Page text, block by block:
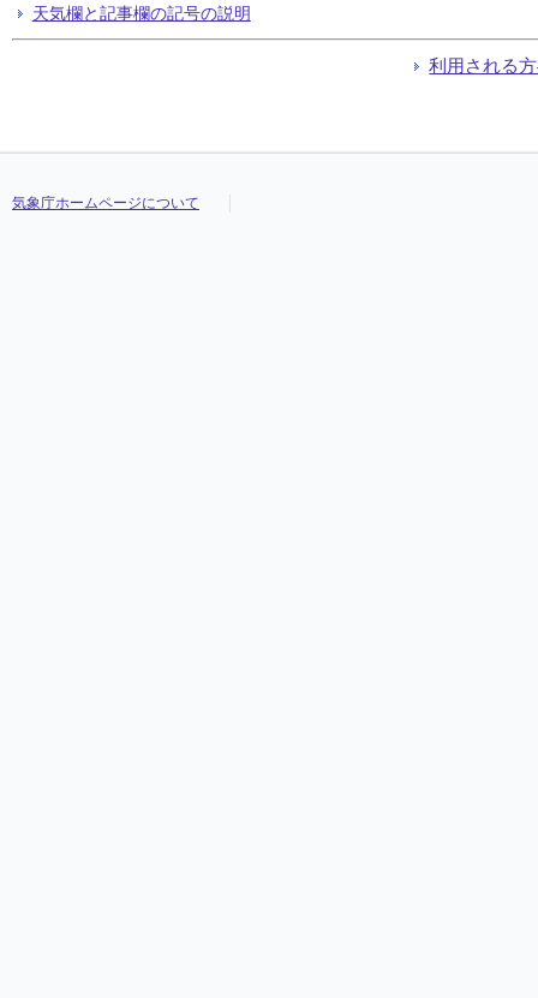
天気欄と記事欄の記号の説明
利用される
気象庁ホームページについて